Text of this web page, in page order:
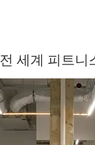
전 세계 피트니